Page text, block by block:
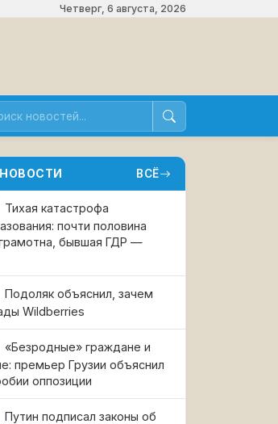
Четверг, 6 августа, 2026
ВСЁ
Тихая катастрофа
почти половина
бывшая ГДР —
Подоляк объяснил, зачем
Wildberries
«Безродные» граждане и
премьер Грузии объяснил
оппозиции
Путин подписал законы об